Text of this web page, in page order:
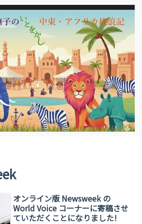
オンライン版 Newsweek の
World Voice コーナーに寄稿させ
ていただくことになりました!